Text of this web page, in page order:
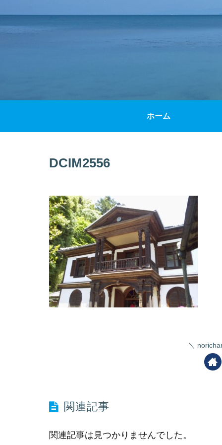
ホーム
DCIM2556
関連記事
関連記事は見つかりませんでした。